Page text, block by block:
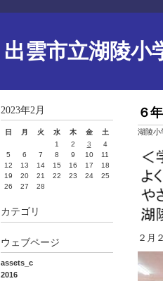
出雲市立湖陵小
６
湖陵小
２月
2023年2月
日 月 火 水 木 金
土
1
2 3
4
5
6 7 8 9 10
11
12
13 14 15 16 17
18
19
20 21 22 23 24
25
26
27 28
カテゴリ
ウェブページ
assets_c
2016